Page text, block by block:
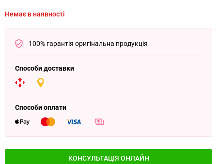
Немає в наявності
100% гарантія оригінальна продукція
Способи доставки
Способи оплати
КОНСУЛЬТАЦІЯ ОНЛАЙН